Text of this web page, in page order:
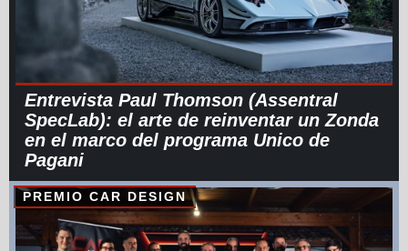
Entrevista Paul Thomson (Assentral
SpecLab): el arte de reinventar un Zonda
en el marco del programa Unico de
Pagani
PREMIO CAR DESIGN